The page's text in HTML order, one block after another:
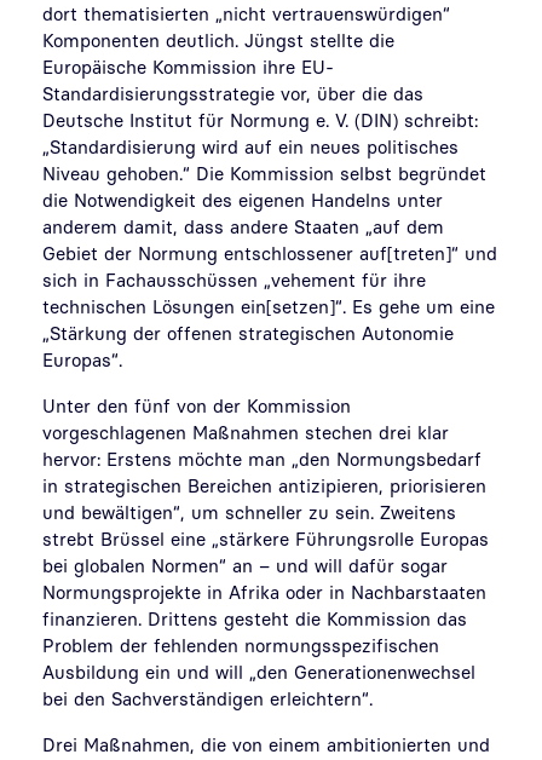
dort thematisierten „nicht vertrauenswürdigen“
Komponenten deutlich. Jüngst stellte die
Europäische Kommission ihre EU-
Standardisierungsstrategie vor, über die das
Deutsche Institut für Normung e. V. (DIN) schreibt:
„Standardisierung wird auf ein neues politisches
Niveau gehoben.“ Die Kommission selbst begründet
die Notwendigkeit des eigenen Handelns unter
anderem damit, dass andere Staaten „auf dem
Gebiet der Normung entschlossener auf[treten]“ und
sich in Fachausschüssen „vehement für ihre
technischen Lösungen ein[setzen]“. Es gehe um eine
„Stärkung der offenen strategischen Autonomie
Europas“.
Unter den fünf von der Kommission
vorgeschlagenen Maßnahmen stechen drei klar
hervor: Erstens möchte man „den Normungsbedarf
in strategischen Bereichen antizipieren, priorisieren
und bewältigen“, um schneller zu sein. Zweitens
strebt Brüssel eine „stärkere Führungsrolle Europas
bei globalen Normen“ an – und will dafür sogar
Normungsprojekte in Afrika oder in Nachbarstaaten
finanzieren. Drittens gesteht die Kommission das
Problem der fehlenden normungsspezifischen
Ausbildung ein und will „den Generationenwechsel
bei den Sachverständigen erleichtern“.
Drei Maßnahmen, die von einem ambitionierten und